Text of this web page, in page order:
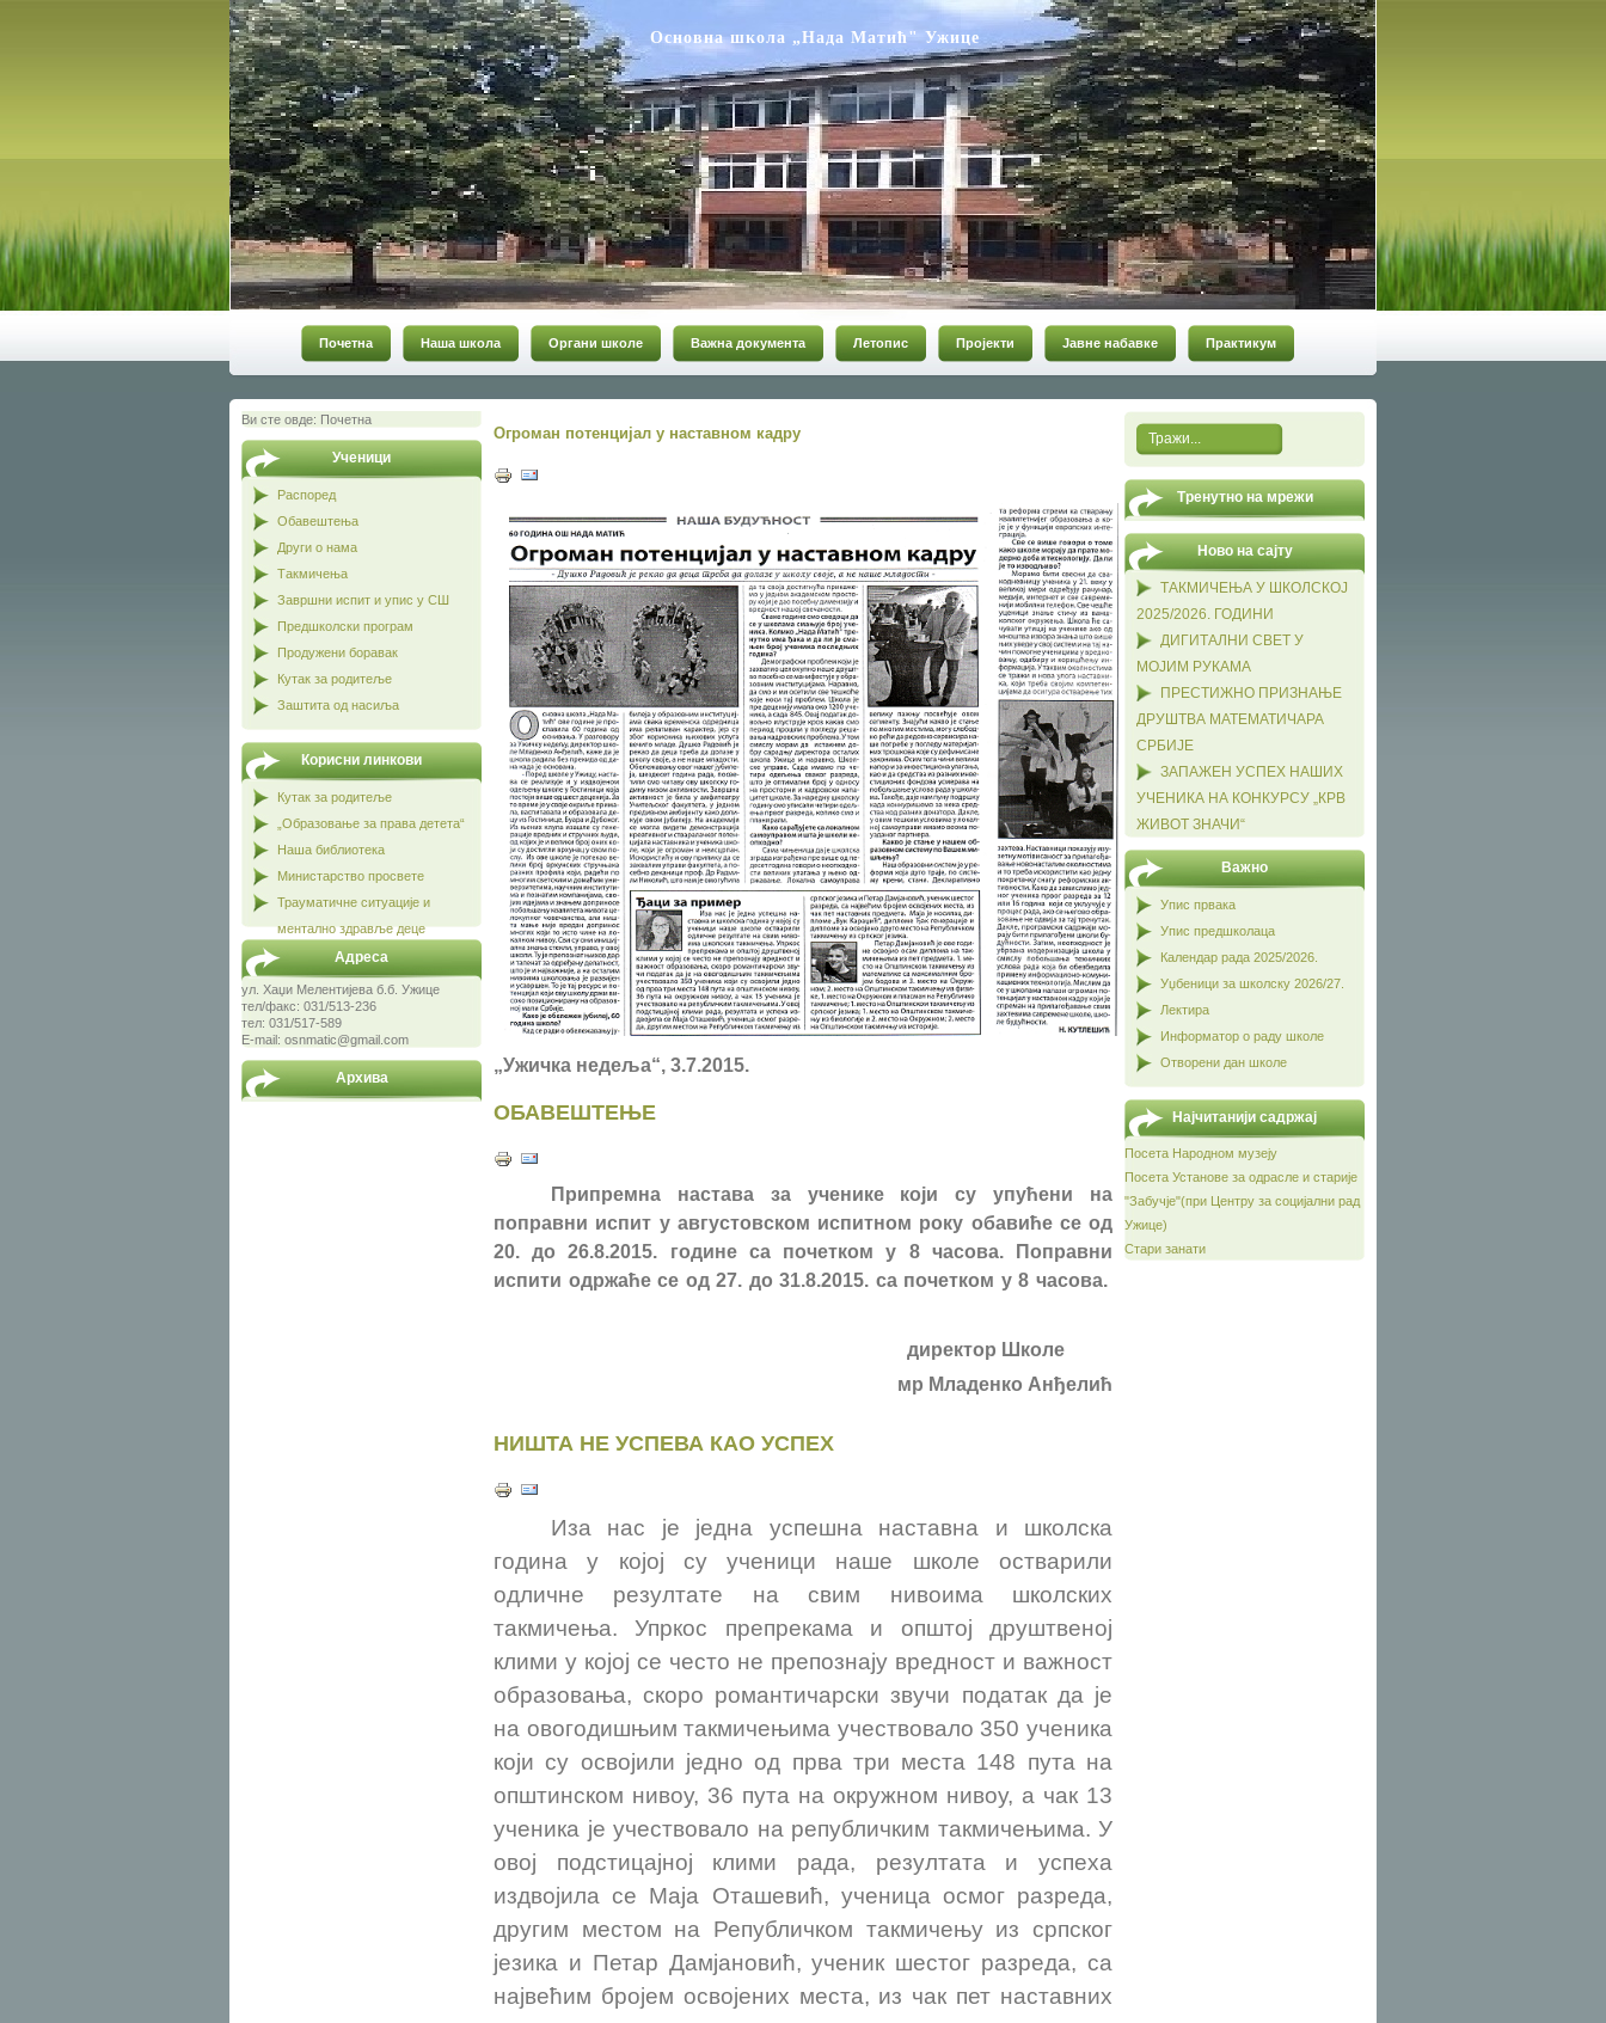
Основна школа „Нада Матић" Ужице
Почетна Наша школа Органи школе Важна документа Летопис Пројекти Јавне набавке Практикум
Ви сте овде: Почетна
Ученици
Распоред
Обавештења
Други о нама
Такмичења
Завршни испит и упис у СШ
Предшколски програм
Продужени боравак
Кутак за родитеље
Заштита од насиља
Корисни линкови
Кутак за родитеље
„Образовање за права детета“
Наша библиотека
Министарство просвете
Трауматичне ситуације и
ментално здравље деце
Адреса
ул. Хаџи Мелентијева б.б. Ужице
тел/факс: 031/513-236
тел: 031/517-589
E-mail: osnmatic@gmail.com
Архива
Огроман потенцијал у наставном кадру
„Ужичка недеља“, 3.7.2015.
ОБАВЕШТЕЊЕ
Припремна настава за ученике који су упућени на
поправни испит у августовском испитном року обавиће се од
20. до 26.8.2015. године са почетком у 8 часова. Поправни
испити одржаће се од 27. до 31.8.2015. са почетком у 8 часова.
директор Школе
мр Младенко Анђелић
НИШТА НЕ УСПЕВА КАО УСПЕХ
Иза нас је једна успешна наставна и школска
година у којој су ученици наше школе остварили
одличне резултате на свим нивоима школских
такмичења. Упркос препрекама и општој друштвеној
клими у којој се често не препознају вредност и важност
образовања, скоро романтичарски звучи податак да је
на овогодишњим такмичењима учествовало 350 ученика
који су освојили једно од прва три места 148 пута на
општинском нивоу, 36 пута на окружном нивоу, а чак 13
ученика је учествовало на републичким такмичењима. У
овој подстицајној клими рада, резултата и успеха
издвојила се Маја Оташевић, ученица осмог разреда,
другим местом на Републичком такмичењу из српског
језика и Петар Дамјановић, ученик шестог разреда, са
највећим бројем освојених места, из чак пет наставних
Тренутно на мрежи
Ново на сајту
ТАКМИЧЕЊА У ШКОЛСКОЈ
2025/2026. ГОДИНИ
ДИГИТАЛНИ СВЕТ У
МОЈИМ РУКАМА
ПРЕСТИЖНО ПРИЗНАЊЕ
ДРУШТВА МАТЕМАТИЧАРА
СРБИЈЕ
ЗАПАЖЕН УСПЕХ НАШИХ
УЧЕНИКА НА КОНКУРСУ „КРВ
ЖИВОТ ЗНАЧИ“
Важно
Упис првака
Упис предшколаца
Календар рада 2025/2026.
Уџбеници за школску 2026/27.
Лектира
Информатор о раду школе
Отворени дан школе
Најчитанији садржај
Посета Народном музеју
Посета Установе за одрасле и старије
"Забучје"(при Центру за социјални рад
Ужице)
Стари занати